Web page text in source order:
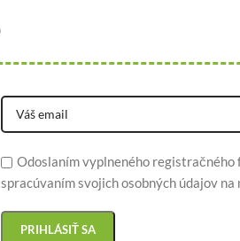
Odoslaním vyplneného
spracúvaním svojich osobných údajov